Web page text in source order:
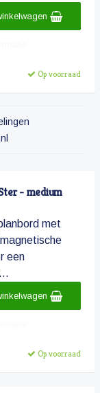
Op voorraad
- medium
met
een
Op voorraad